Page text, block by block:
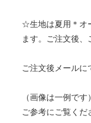
☆生地は夏用＊オ
ます。ご注文後
ご注文後メール
（画像は一例で
ご参考にご覧くだ